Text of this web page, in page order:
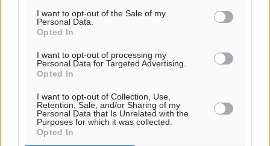
I want to opt-out of the Sale of my
Personal Data.
Opted In
I want to opt-out of processing my
Personal Data for Targeted Advertising.
Opted In
I want to opt-out of Collection, Use,
Retention, Sale, and/or Sharing of my
Personal Data that Is Unrelated with the
Purposes for which it was collected.
Opted In
Τι αλλάζει το χωροταξικό στις τουριστικές επενδύσεις
ΥΠΑΑΤ: 12,5 εκατ. ευρώ στις 13 Περιφέρειες για μέτρα
Τοπικές Ειδήσεις• πριν 12 ώρες
Ποιοι φοιτητές μπορούν να λάβουν ενίσχυση για